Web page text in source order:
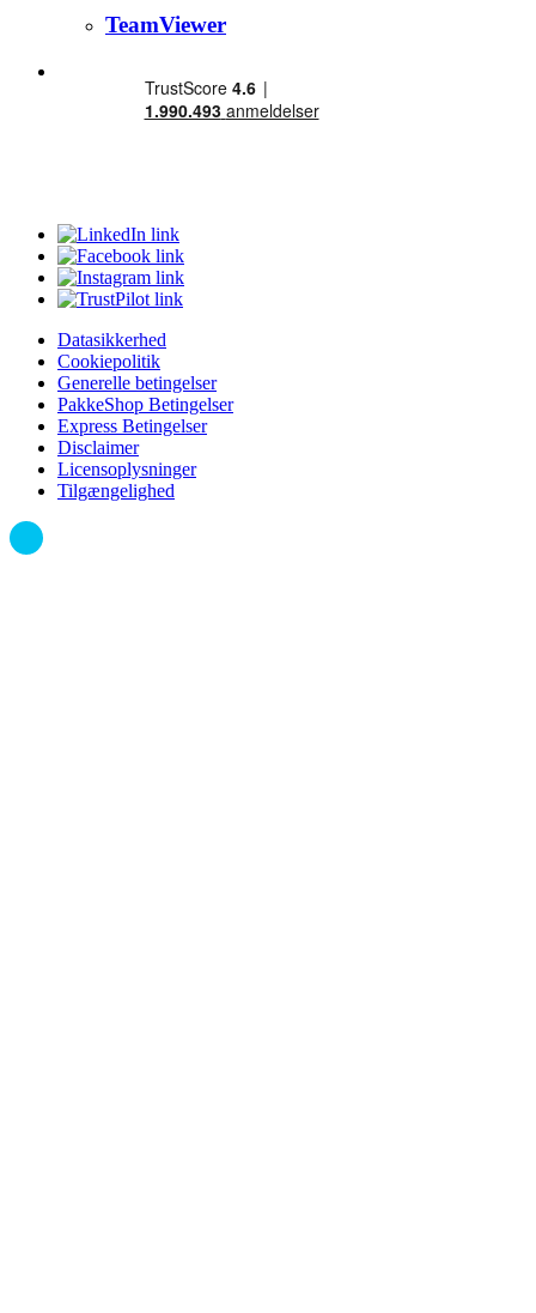
TeamViewer
Datasikkerhed
Cookiepolitik
Generelle betingelser
PakkeShop Betingelser
Express Betingelser
Disclaimer
Licensoplysninger
Tilgængelighed